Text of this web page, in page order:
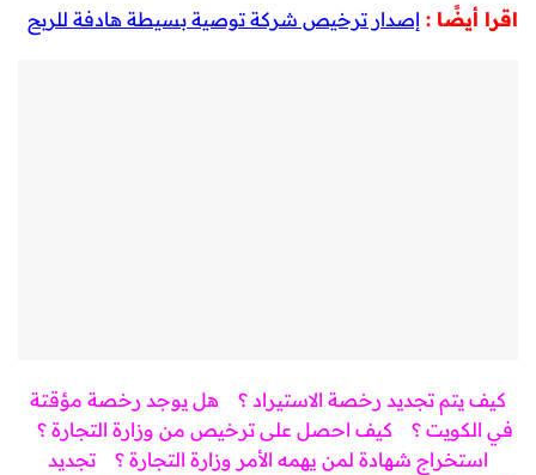
اقرا أيضًا : إصدار ترخيص شركة توصية بسيطة هادفة للربح
كيف يتم تجديد رخصة الاستيراد ؟
هل يوجد رخصة مؤقتة
في الكويت ؟
كيف احصل على ترخيص من وزارة التجارة ؟
استخراج شهادة لمن يهمه الأمر وزارة التجارة ؟
تجديد